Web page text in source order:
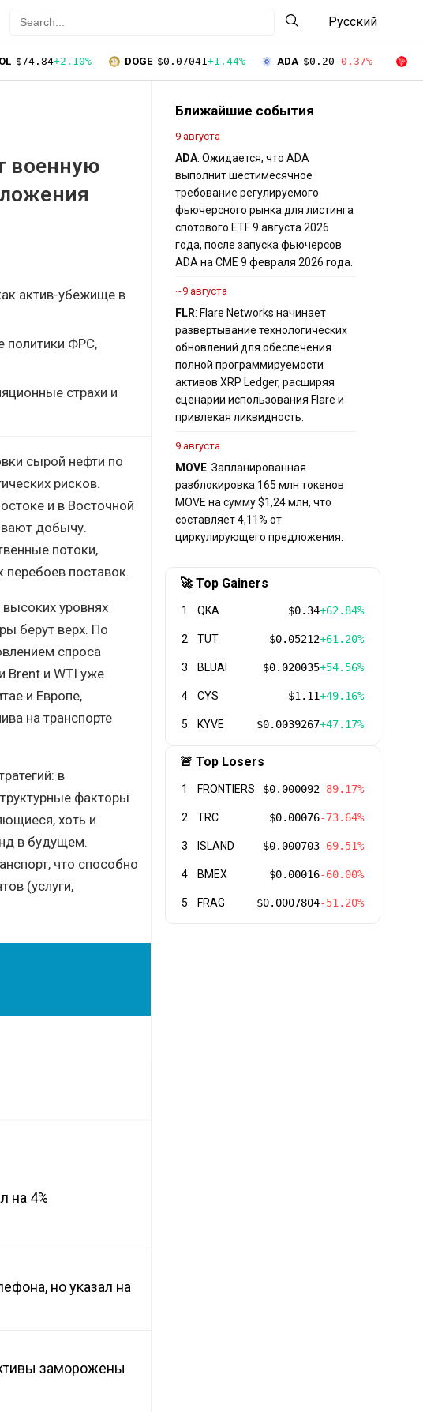
Русский
$74.84+2.10% DOGE $0.07041+1.44% ADA $0.20 -0.37%
военную
актив-убежище в
политики ФРС,
страхи и
сырой нефти по
рисков.
и в Восточной
добычу.
потоки,
поставок.
уровнях
берут верх. По
спроса
Brent и WTI уже
и Европе,
на транспорте
в
факторы
хоть и
в будущем.
что способно
(услуги,
на 4%
но указал на
заморожены
Ближайшие события
9 августа
ADA: Ожидается, что ADA
выполнит шестимесячное
требование регулируемого
фьючерсного рынка для листинга
спотового ETF 9 августа 2026
года, после запуска фьючерсов
ADA на CME 9 февраля 2026 года.
~9 августа
FLR: Flare Networks начинает
развертывание технологических
обновлений для обеспечения
полной программируемости
активов XRP Ledger, расширяя
сценарии использования Flare и
привлекая ликвидность.
9 августа
MOVE: Запланированная
разблокировка 165 млн токенов
MOVE на сумму $1,24 млн, что
составляет 4,11% от
циркулирующего предложения.
🚀 Top Gainers
1 QKA $0.34+62.84%
2 TUT $0.05212+61.20%
3 BLUAI $0.020035+54.56%
4 CYS $1.11+49.16%
5 KYVE $0.0039267+47.17%
🚨 Top Losers
1 FRONTIERS $0.000092-89.17%
2 TRC $0.00076-73.64%
3 ISLAND $0.000703-69.51%
4 BMEX $0.00016-60.00%
5 FRAG $0.0007804-51.20%